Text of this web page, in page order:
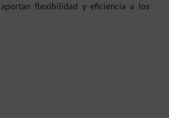
flexibilidad y eficiencia a los